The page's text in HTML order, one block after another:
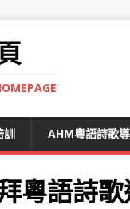
訓 AHM粵語詩歌
粵語詩歌